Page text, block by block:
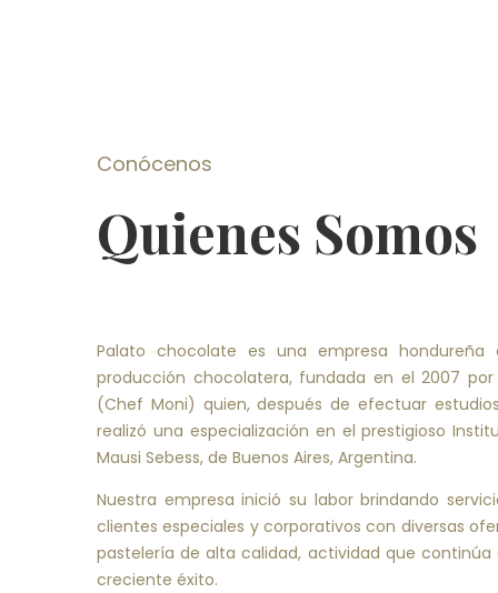
Conócenos
Quienes Somos
Palato chocolate es una empresa hondureña
producción chocolatera, fundada en el 2007
(Chef Moni) quien, después de efectuar
realizó una especialización en el prestigioso
Mausi Sebess, de Buenos Aires, Argentina.
Nuestra empresa inició su labor brindando
clientes especiales y corporativos con diversas
pastelería de alta calidad, actividad que
creciente éxito.